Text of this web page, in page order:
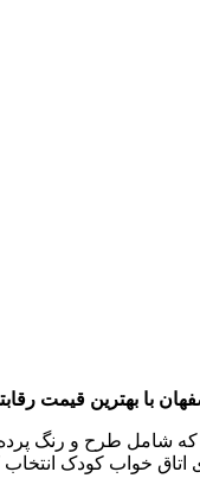
با بهترین قیمت
شامل طرح و رنگ
خواب کودک انتخاب